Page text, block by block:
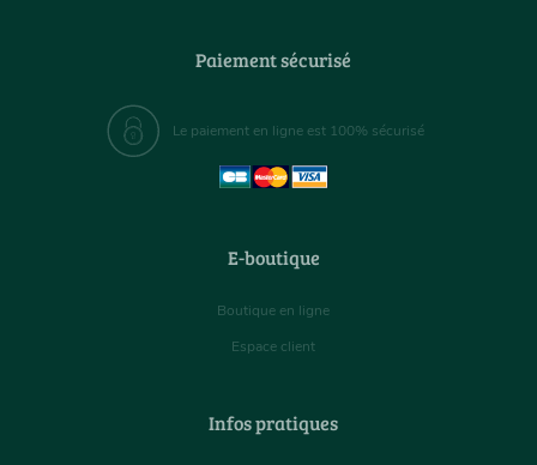
Paiement sécurisé
Le paiement en ligne est 100% sécurisé
E-boutique
Boutique en ligne
Espace client
Infos pratiques